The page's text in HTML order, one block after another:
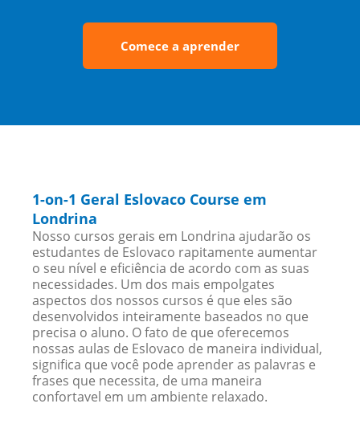
Comece a aprender
1-on-1 Geral Eslovaco Course em
Londrina
Nosso cursos gerais em Londrina ajudarão os
estudantes de Eslovaco rapitamente aumentar
o seu nível e eficiência de acordo com as suas
necessidades. Um dos mais empolgates
aspectos dos nossos cursos é que eles são
desenvolvidos inteiramente baseados no que
precisa o aluno. O fato de que oferecemos
nossas aulas de Eslovaco de maneira individual,
significa que você pode aprender as palavras e
frases que necessita, de uma maneira
confortavel em um ambiente relaxado.